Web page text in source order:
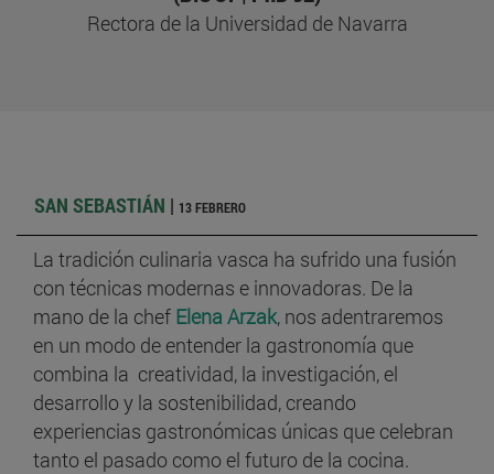
Rectora de la Universidad de Navarra
SAN SEBASTIÁN | 13 FEBRERO
La tradición culinaria vasca ha sufrido una fusión
con técnicas modernas e innovadoras. De la
mano de la chef Elena Arzak, nos adentraremos
en un modo de entender la gastronomía que
combina la creatividad, la investigación, el
desarrollo y la sostenibilidad, creando
experiencias gastronómicas únicas que celebran
tanto el pasado como el futuro de la cocina.